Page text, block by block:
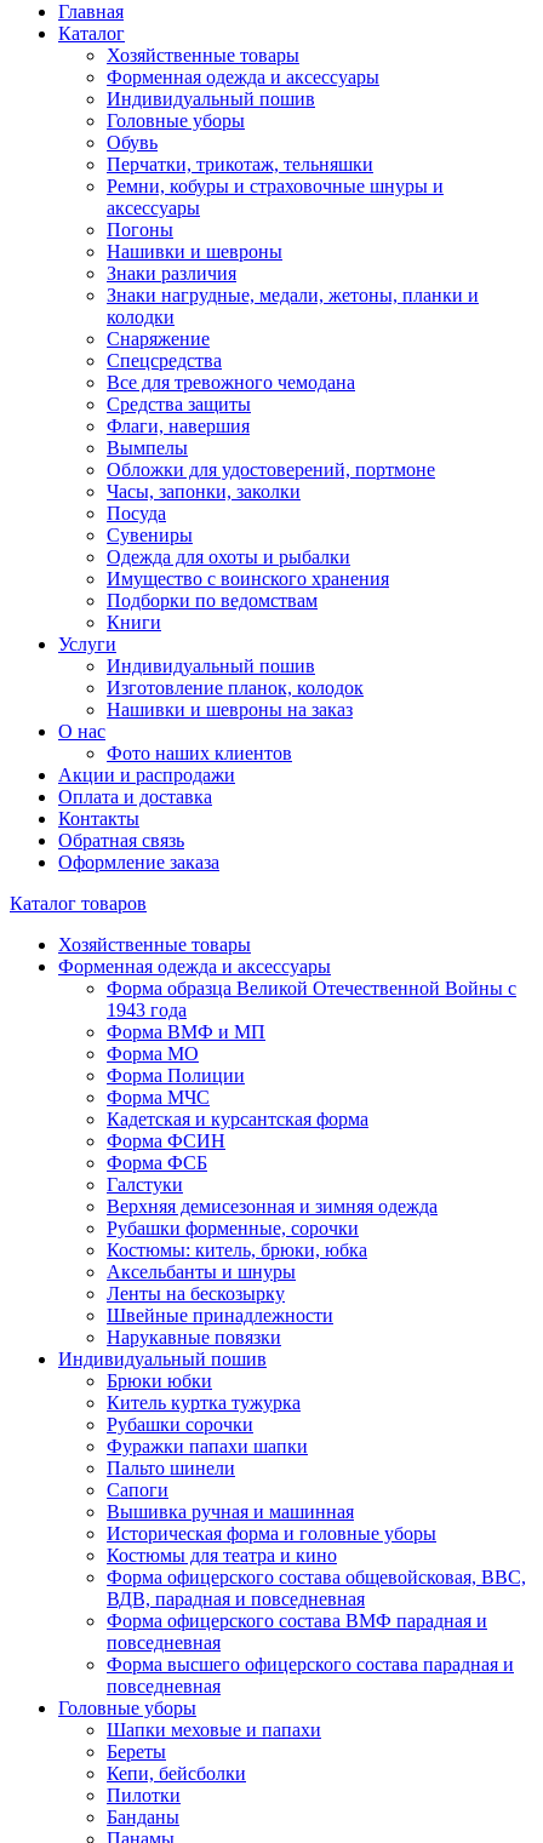
Главная
Каталог
Хозяйственные товары
Форменная одежда и аксессуары
Индивидуальный пошив
Головные уборы
Обувь
Перчатки, трикотаж, тельняшки
Ремни, кобуры и страховочные шнуры и
аксессуары
Погоны
Нашивки и шевроны
Знаки различия
Знаки нагрудные, медали, жетоны, планки и
колодки
Снаряжение
Спецсредства
Все для тревожного чемодана
Средства защиты
Флаги, навершия
Вымпелы
Обложки для удостоверений, портмоне
Часы, запонки, заколки
Посуда
Сувениры
Одежда для охоты и рыбалки
Имущество с воинского хранения
Подборки по ведомствам
Книги
Услуги
Индивидуальный пошив
Изготовление планок, колодок
Нашивки и шевроны на заказ
О нас
Фото наших клиентов
Акции и распродажи
Оплата и доставка
Контакты
Обратная связь
Оформление заказа
Каталог товаров
Хозяйственные товары
Форменная одежда и аксессуары
Форма образца Великой Отечественной Войны с
1943 года
Форма ВМФ и МП
Форма МО
Форма Полиции
Форма МЧС
Кадетская и курсантская форма
Форма ФСИН
Форма ФСБ
Галстуки
Верхняя демисезонная и зимняя одежда
Рубашки форменные, сорочки
Костюмы: китель, брюки, юбка
Аксельбанты и шнуры
Ленты на бескозырку
Швейные принадлежности
Нарукавные повязки
Индивидуальный пошив
Брюки юбки
Китель куртка тужурка
Рубашки сорочки
Фуражки папахи шапки
Пальто шинели
Сапоги
Вышивка ручная и машинная
Историческая форма и головные уборы
Костюмы для театра и кино
Форма офицерского состава общевойсковая, ВВС,
ВДВ, парадная и повседневная
Форма офицерского состава ВМФ парадная и
повседневная
Форма высшего офицерского состава парадная и
повседневная
Головные уборы
Шапки меховые и папахи
Береты
Кепи, бейсболки
Пилотки
Банданы